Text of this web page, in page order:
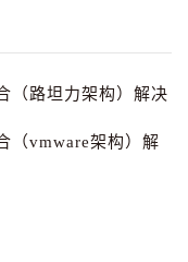
（路坦力架构）解决
（vmware架构）解